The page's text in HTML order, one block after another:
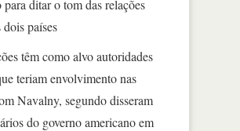
para ditar o tom das relações
dois países
têm como alvo autoridades
teriam envolvimento nas
Navalny, segundo disseram
do governo americano em